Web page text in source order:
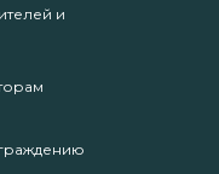
и